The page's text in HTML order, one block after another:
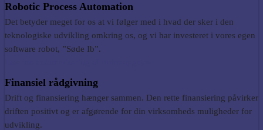
Robotic Process Automation
Det betyder meget for os at vi følger med i hvad der sker i den
teknologiske udvikling omkring os, og vi har investeret i vores egen
software robot, ”Søde Ib”.
Finansiel rådgivning
Drift og finansiering hænger sammen. Den rette finansiering påvirker
driften positivt og er afgørende for din virksomheds muligheder for
udvikling.